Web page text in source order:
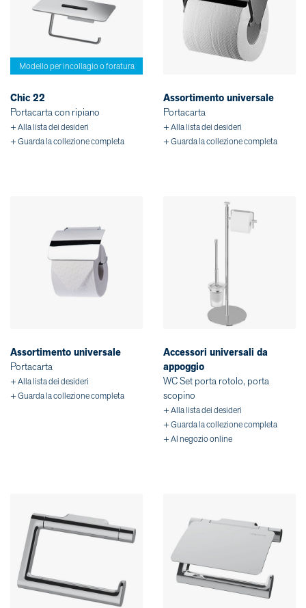
Modello per incollagio o foratura
Chic 22
Portacarta con ripiano
+ Alla lista dei desideri
+ Guarda la collezione completa
Assortimento universale
Portacarta
+ Alla lista dei desideri
+ Guarda la collezione completa
Assortimento universale
Portacarta
+ Alla lista dei desideri
+ Guarda la collezione completa
Accessori universali da
appoggio
WC Set porta rotolo, porta
scopino
+ Alla lista dei desideri
+ Guarda la collezione completa
+ Al negozio online